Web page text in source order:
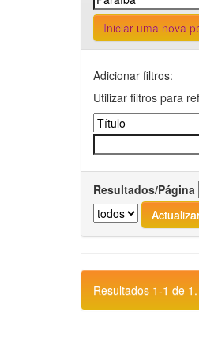
Iniciar uma nova
Adicionar filtros:
Utilizar filtros para
Resultados/Página
Resultados 1-1 de 1.